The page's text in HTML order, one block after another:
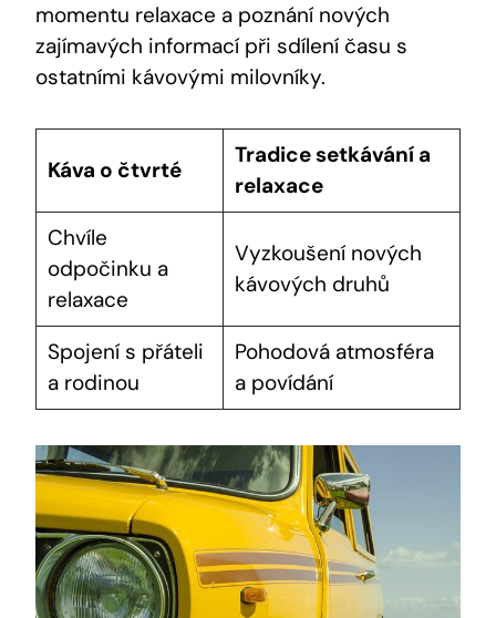
momentu relaxace a poznání nových
zajímavých informací při sdílení času s
ostatními kávovými milovníky.
Káva o čtvrté
Tradice setkávání a
relaxace
Chvíle
odpočinku a
relaxace
Vyzkoušení nových
kávových druhů
Spojení s přáteli
a rodinou
Pohodová atmosféra
a povídání